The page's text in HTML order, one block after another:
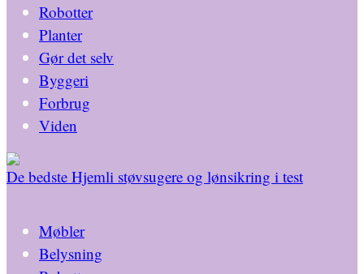
Robotter
Planter
Gør det selv
Byggeri
Forbrug
Viden
De bedste Hjemli støvsugere og lønsikring i test
Møbler
Belysning